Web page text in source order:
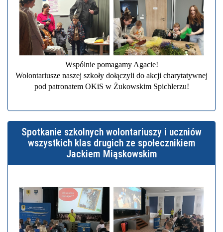
Wspólnie pomagamy Agacie!
Wolontariusze naszej szkoły dołączyli do akcji charytatywnej
pod patronatem OKiS w Żukowskim Spichlerzu!
Spotkanie szkolnych wolontariuszy i uczniów
wszystkich klas drugich ze społecznikiem
Jackiem Miąskowskim